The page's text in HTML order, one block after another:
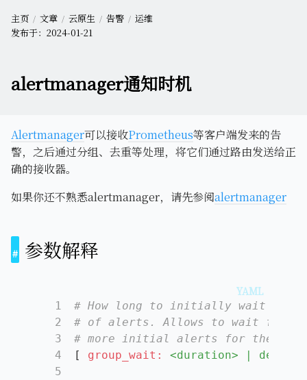
主页 文章 云原生 告警
运维
发布于： 2024-01-21
alertmanager通知时机
Alertmanager可以接收Prometheus等客户端发来的告
警，之后通过分组、去重等处理，将它们通过路由发送给正
确的接收器。
如果你还不熟悉alertmanager，请先参阅alertmanager
参数解释
1
2
3
4
5
# How long to initially wait to
# of alerts. Allows to wait for
# more initial alerts for the
[ group_wait: <duration> | default